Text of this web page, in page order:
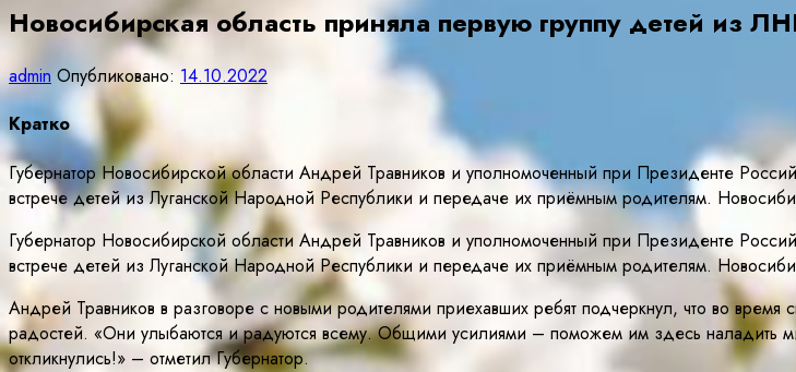
Новосибирская область приняла первую группу детей из
admin Опубликовано: 14.10.2022
Кратко
Губернатор Новосибирской области Андрей Травников и уполномоченный при Президенте
встрече детей из Луганской Народной Республики и передаче их приёмным родителям.
Губернатор Новосибирской области Андрей Травников и уполномоченный при Президенте
встрече детей из Луганской Народной Республики и передаче их приёмным родителям.
Андрей Травников в разговоре с новыми родителями приехавших ребят подчеркнул, что во
радостей. «Они улыбаются и радуются всему. Общими усилиями – поможем им здесь наладить
откликнулись!» – отметил Губернатор.